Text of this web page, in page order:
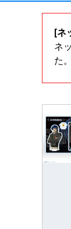
[ネ
ネ
た